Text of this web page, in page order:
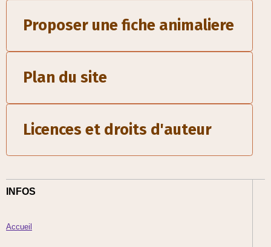
Proposer une fiche animaliere
Plan du site
Licences et droits d'auteur
INFOS
Accueil